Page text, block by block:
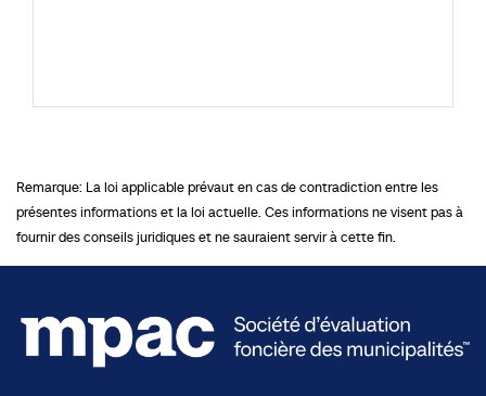
Remarque: La loi applicable prévaut en cas de contradiction entre les
présentes informations et la loi actuelle. Ces informations ne visent pas à
fournir des conseils juridiques et ne sauraient servir à cette fin.